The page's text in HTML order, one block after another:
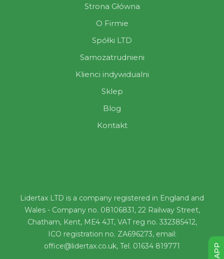
Strona Główna
O Firmie
Spółki LTD
Samozatrudnieni
Klienci indywidualni
Sklep
Blog
Kontakt
Lidertax LTD is a company registered in England and
Wales - Company no. 08106831, 22 Railway Street,
Chatham, Kent, ME4 4JT, VAT reg no. 332385412,
ICO registration no. ZA696273, email:
office@lidertax.co.uk, Tel. 01634 819771